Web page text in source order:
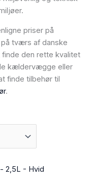
priser på
tværs af danske
den rette kvalitet
kældervægge eller
finde tilbehør til
.